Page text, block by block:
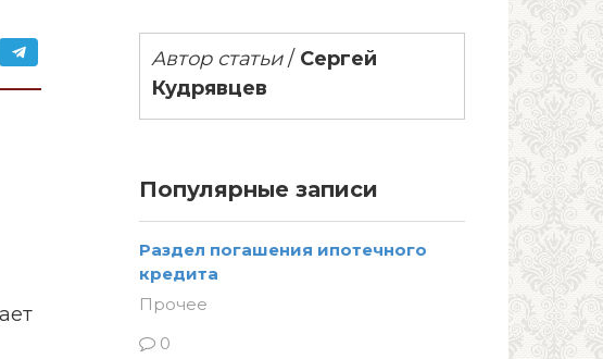
Автор статьи/ Сергей
Кудрявцев
Популярные записи
Раздел погашения ипотечного
кредита
Прочее
0